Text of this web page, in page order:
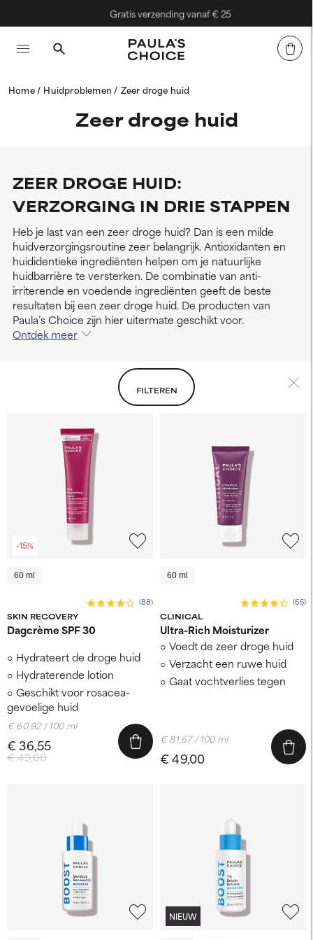
Gratis verzending vanaf € 25
Home Huidproblemen Zeer droge huid
Zeer droge huid
ZEER DROGE HUID:
VERZORGING IN DRIE STAPPEN
Heb je last van een zeer droge huid? Dan is een milde
huidverzorgingsroutine zeer belangrijk. Antioxidanten en
huididentieke ingrediënten helpen om je natuurlijke
huidbarrière te versterken. De combinatie van anti-
irriterende en voedende ingrediënten geeft de beste
resultaten bij een zeer droge huid. De producten van
Paula’s Choice zijn hier uitermate geschikt voor.
Ontdek meer
FILTEREN
NIEUW
-15%
60 ml
SKIN RECOVERY
(88)
Dagcrème SPF 30
Hydrateert de droge huid
Hydraterende lotion
Geschikt voor rosacea-
gevoelige huid
€ 43,00
€ 36,55
€ 60,92 / 100 ml
60 ml
CLINICAL
(65)
Ultra-Rich Moisturizer
Voedt de zeer droge huid
Verzacht een ruwe huid
Gaat vochtverlies tegen
€ 49,00
€ 81,67 / 100 ml